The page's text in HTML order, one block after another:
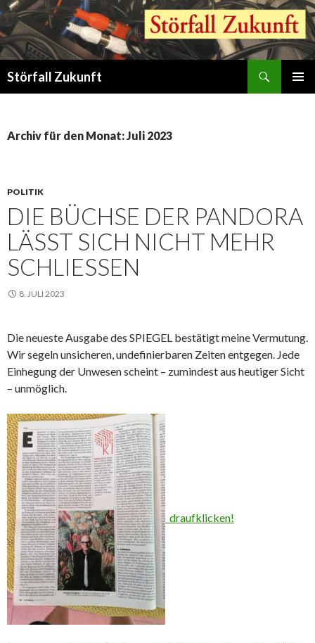
Störfall Zukunft
Archiv für den Monat: Juli 2023
POLITIK
DIE BÜCHSE DER PANDORA
LÄSST SICH NICHT MEHR
SCHLIESSEN
8. JULI 2023
Die neueste Ausgabe des SPIEGEL bestätigt meine Vermutung.
Wir segeln unsicheren, undefinierbaren Zeiten entgegen. Jede
Einhegung der Unwesen scheint – zumindest aus heutiger Sicht
– unmöglich.
draufklicken!